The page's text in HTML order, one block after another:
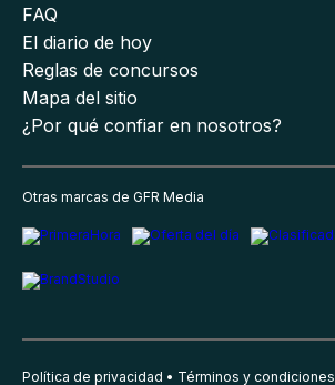
FAQ
El diario de hoy
Reglas de concursos
Mapa del sitio
¿Por qué confiar en nosotros?
Otras marcas de GFR Media
Política de privacidad Términos y condiciones